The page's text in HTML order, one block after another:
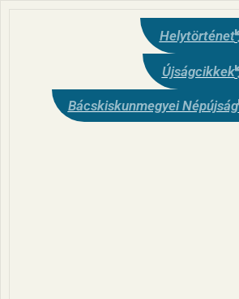
Helytörténet
Újságcikkek
Bácskiskunmegyei Népújság